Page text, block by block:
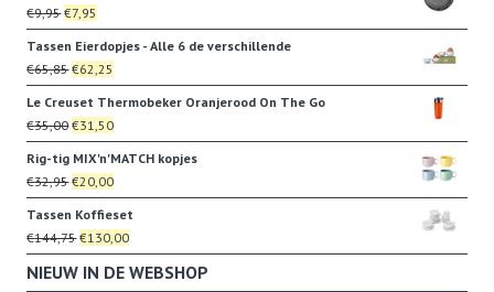
€2,95.
€9,95Oorspronkelijke
prijs
was:
€9,95.
€7,95
prijs
is:
€7,95.
Tassen Eierdopjes - Alle 6 de verschillende
€65,85Oorspronkelijke
prijs
was:
€65,85.
€62,25
prijs
is:
€62,25.
Le Creuset Thermobeker Oranjerood On The Go
€35,00Oorspronkelijke
prijs
was:
€35,00.
€31,50Huidige
prijs
is:
€31,50.
Rig-tig MIX'n'MATCH kopjes
€32,95Oorspronkelijke
prijs
was:
€32,95.
€20,00Huidige
prijs
is:
€20,00.
Tassen Koffieset
€144,75Oorspronkelijke
prijs
was:
€130,00Huidige
prijs
is:
NIEUW IN DE WEBSHOP